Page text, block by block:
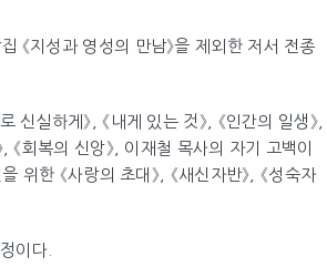
《지성과 영성의 만남》을 제외한 저서 전종
실하게》, 《내게 있는 것》, 《인간의 일생》,
《회복의 신앙》, 이재철 목사의 자기 고백이
위한 《사랑의 초대》, 《새신자반》, 《성숙자
이다.